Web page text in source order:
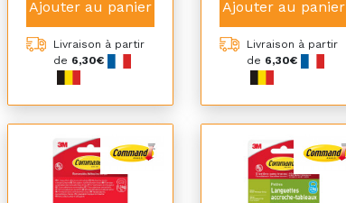
Ajouter au panier
Livraison à partir
de 6,30€
Ajouter au panier
Livraison à partir
de 6,30€